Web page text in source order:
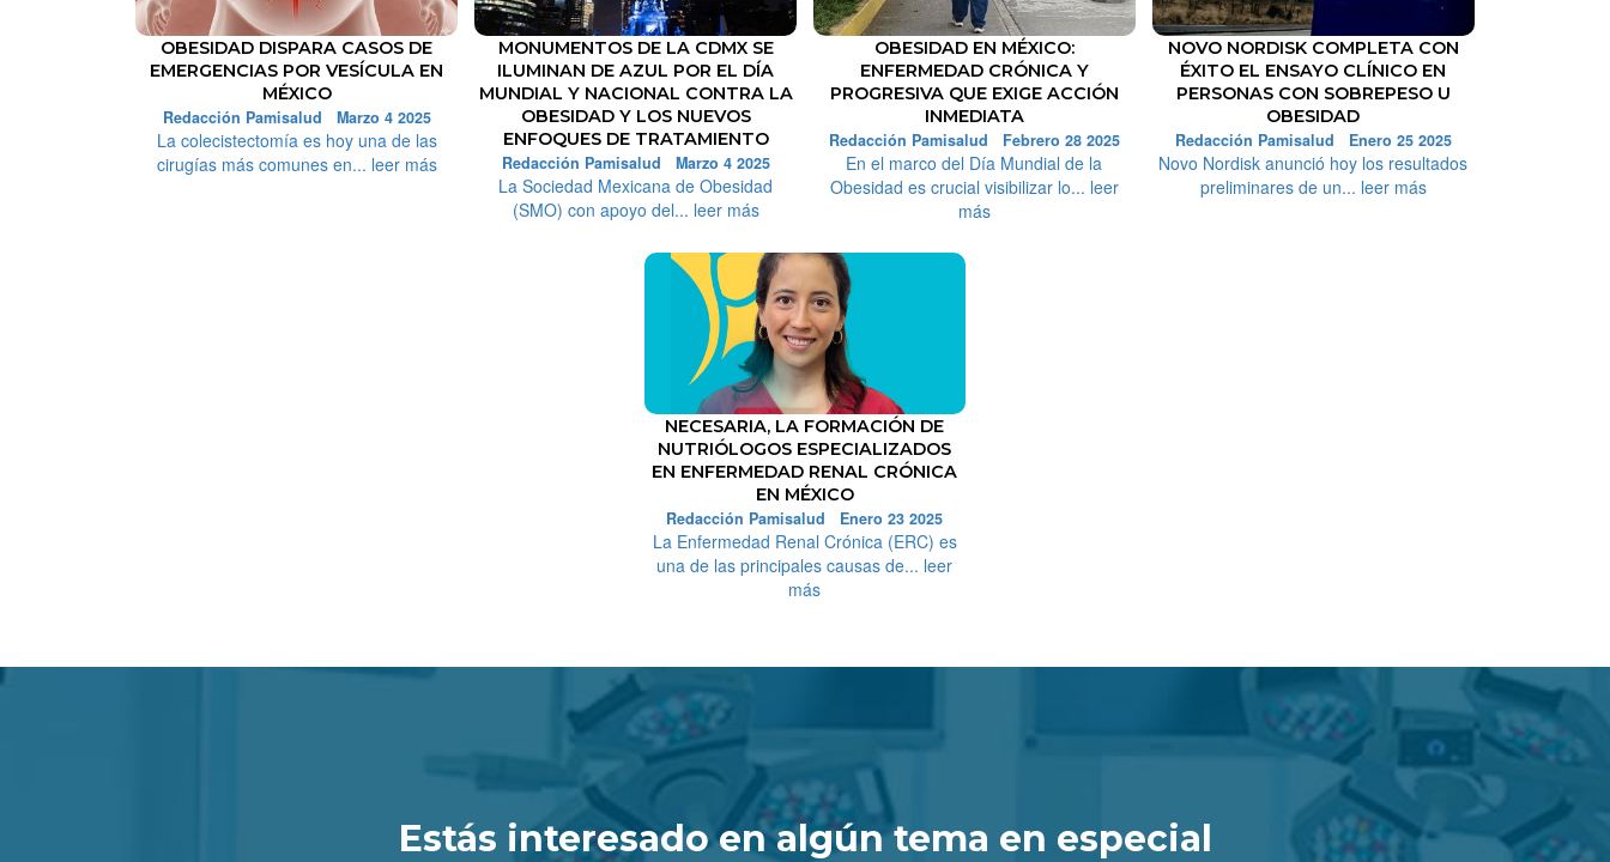
OBESIDAD DISPARA CASOS DE
EMERGENCIAS POR VESÍCULA EN
MÉXICO
Redacción Pamisalud Marzo 4 2025
La colecistectomía es hoy una de las
cirugías más comunes en... leer más
MONUMENTOS DE LA CDMX SE
ILUMINAN DE AZUL POR EL DÍA
MUNDIAL Y NACIONAL CONTRA LA
OBESIDAD Y LOS NUEVOS
ENFOQUES DE TRATAMIENTO
Redacción Pamisalud Marzo 4 2025
La Sociedad Mexicana de Obesidad
(SMO) con apoyo del... leer más
OBESIDAD EN MÉXICO:
ENFERMEDAD CRÓNICA Y
PROGRESIVA QUE EXIGE ACCIÓN
INMEDIATA
Redacción Pamisalud Febrero 28 2025
En el marco del Día Mundial de la
Obesidad es crucial visibilizar lo... leer
más
NOVO NORDISK COMPLETA CON
ÉXITO EL ENSAYO CLÍNICO EN
PERSONAS CON SOBREPESO U
OBESIDAD
Redacción Pamisalud Enero 25 2025
Novo Nordisk anunció hoy los resultados
preliminares de un... leer más
NECESARIA, LA FORMACIÓN DE
NUTRIÓLOGOS ESPECIALIZADOS
EN ENFERMEDAD RENAL CRÓNICA
EN MÉXICO
Redacción Pamisalud Enero 23 2025
La Enfermedad Renal Crónica (ERC) es
una de las principales causas de... leer
más
Estás interesado en algún tema en especial